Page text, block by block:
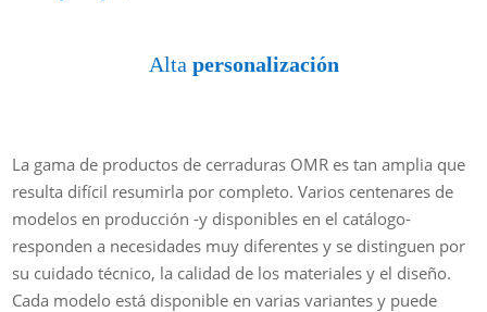
Alta personalización
La gama de productos de cerraduras OMR es tan amplia que
resulta difícil resumirla por completo. Varios centenares de
modelos en producción -y disponibles en el catálogo-
responden a necesidades muy diferentes y se distinguen por
su cuidado técnico, la calidad de los materiales y el diseño.
Cada modelo está disponible en varias variantes y puede